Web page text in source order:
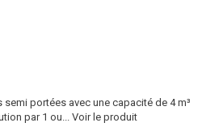
portées avec une capacité de 4 m³
par 1 ou... Voir le produit